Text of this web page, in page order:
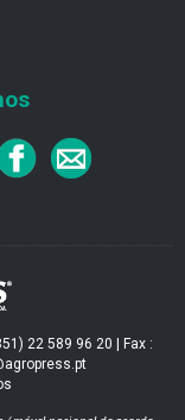
22 589 96 20 | Fax :